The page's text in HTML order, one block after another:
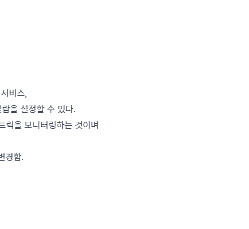
비스,
을 설정할 수 있다.
을 모니터링하는 것이며
경함.